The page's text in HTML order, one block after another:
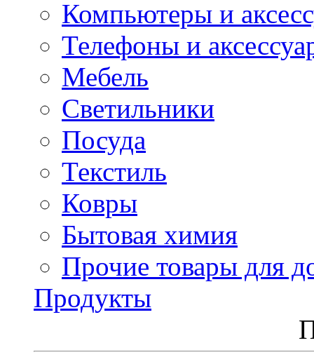
Компьютеры и
Телефоны и
Мебель
Светильники
Посуда
Текстиль
Ковры
Бытовая химия
Прочие товары для
Продукты